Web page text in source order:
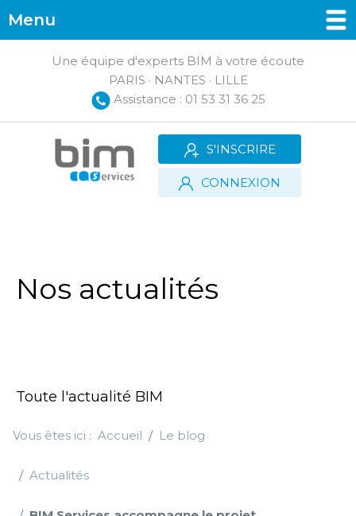
Une équipe d'experts BIM à votre écoute
PARIS · NANTES · LILLE
Assistance : 01 53 31 36 25
Menu
S'INSCRIRE
CONNEXION
Nos actualités
Toute l'actualité BIM
Vous êtes ici : Accueil Le blog
Actualités